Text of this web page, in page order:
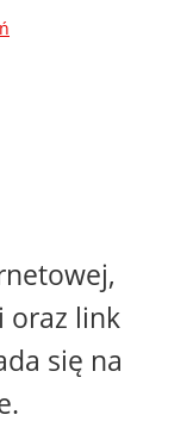
oraz link
się na